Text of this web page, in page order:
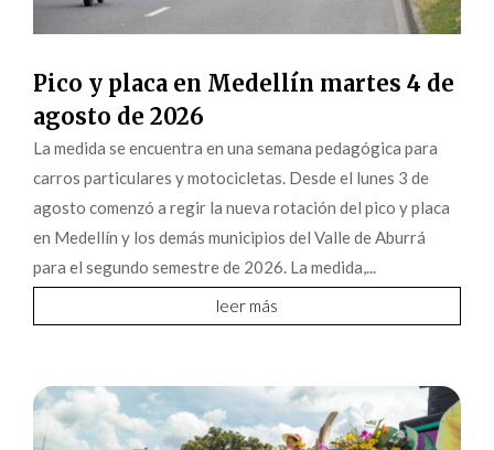
Pico y placa en Medellín martes 4 de
agosto de 2026
La medida se encuentra en una semana pedagógica para
carros particulares y motocicletas. Desde el lunes 3 de
agosto comenzó a regir la nueva rotación del pico y placa
en Medellín y los demás municipios del Valle de Aburrá
para el segundo semestre de 2026. La medida,...
leer más